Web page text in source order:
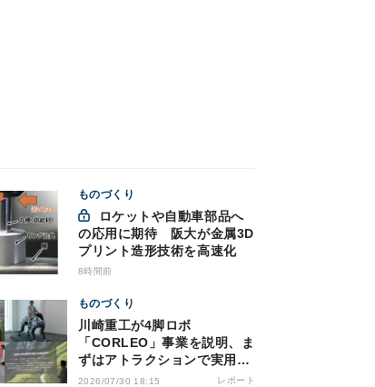
ものづくり
の応用に期待 阪大が金属3D
プリント造形技術を高速化
8時間前
ものづくり
川崎重工が4脚ロボ
「CORLEO」事業を説明、ま
ずはアトラクションで実用化
へ
2026/07/30 18:15 レポート